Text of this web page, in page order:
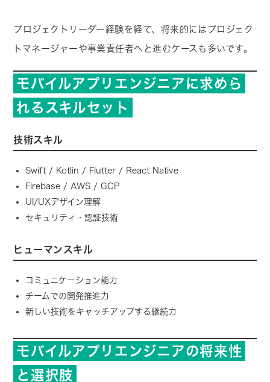
プロジェクトリーダー経験を経て、将来的にはプロジェク
トマネージャーや事業責任者へと進むケースも多いです。
モバイルアプリエンジニアに求めら
れるスキルセット
技術スキル
Swift / Kotlin / Flutter / React Native
Firebase / AWS / GCP
UI/UXデザイン理解
セキュリティ・認証技術
ヒューマンスキル
コミュニケーション能力
チームでの開発推進力
新しい技術をキャッチアップする継続力
モバイルアプリエンジニアの将来性
と選択肢